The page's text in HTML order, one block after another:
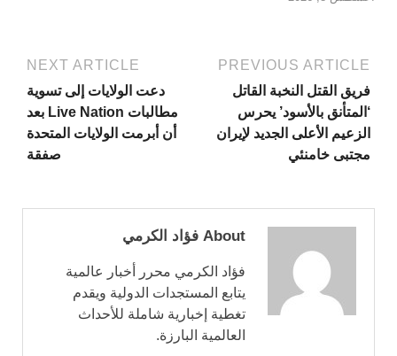
PREVIOUS ARTICLE
فريق القتل النخبة القاتل
‘المتأنق بالأسود’ يحرس
الزعيم الأعلى الجديد لإيران
مجتبى خامنئي
NEXT ARTICLE
دعت الولايات إلى تسوية
مطالبات Live Nation بعد
أن أبرمت الولايات المتحدة
صفقة
About فؤاد الكرمي
فؤاد الكرمي محرر أخبار عالمية
يتابع المستجدات الدولية ويقدم
تغطية إخبارية شاملة للأحداث
العالمية البارزة.